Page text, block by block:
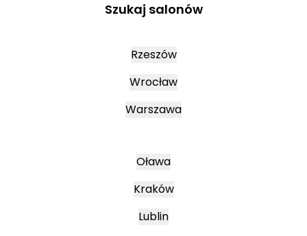
Szukaj salonów
Rzeszów
Wrocław
Warszawa
Oława
Kraków
Lublin